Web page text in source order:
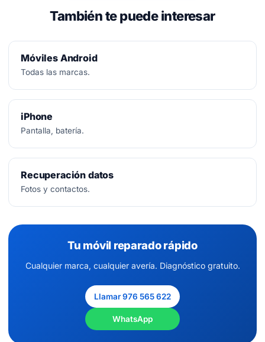
También te puede interesar
Móviles Android
Todas las marcas.
iPhone
Pantalla, batería.
Recuperación datos
Fotos y contactos.
Tu móvil reparado rápido
Cualquier marca, cualquier avería. Diagnóstico gratuito.
Llamar 976 565 622
WhatsApp